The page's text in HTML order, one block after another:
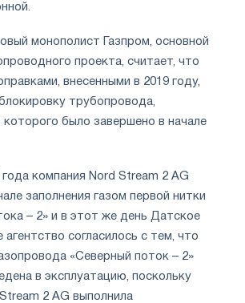
монополист Газпром, основной
проекта, считает, что
внесенными в 2019 году,
трубопровода,
которого было завершено в начале
компания Nord Stream 2 AG
заполнения газом первой нитки
– 2» и в этот же день Датское
агентство согласилось с тем, что
«Северный поток – 2»
в эксплуатацию, поскольку
2 AG выполнила